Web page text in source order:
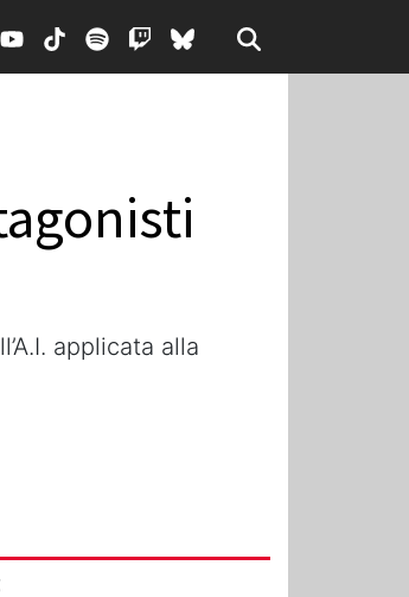
applicata alla